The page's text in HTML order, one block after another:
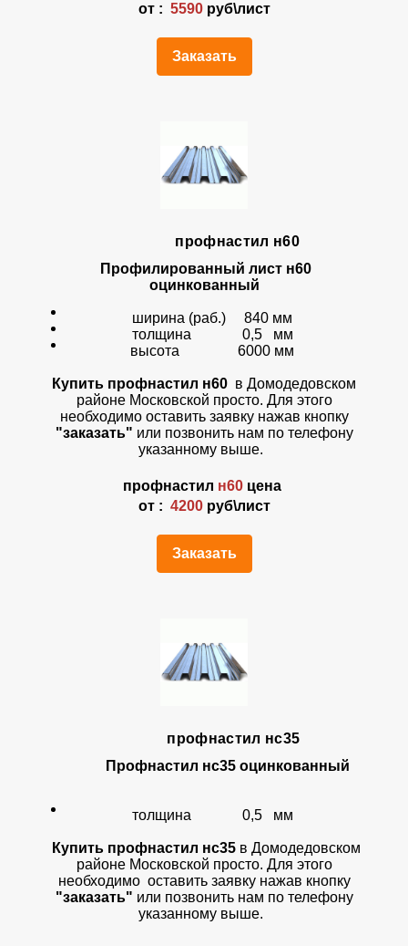
от : 5590руб\лист
Заказать
профнастил н60
Профилированный лист н60
оцинкованный
ширина (раб.) 840 мм
толщина 0,5 мм
высота 6000 мм
Купить профнастил н60 в Домодедовском
районе Московской просто. Для этого
необходимо оставить заявку нажав кнопку
"заказать" или позвонить нам по телефону
указанному выше.
профнастил н60 цена
от : 4200руб\лист
Заказать
профнастил нс35
Профнастил нс35 оцинкованный
толщина 0,5 мм
Купить профнастил нс35 в Домодедовском
районе Московской просто. Для этого
необходимо оставить заявку нажав кнопку
"заказать" или позвонить нам по телефону
указанному выше.